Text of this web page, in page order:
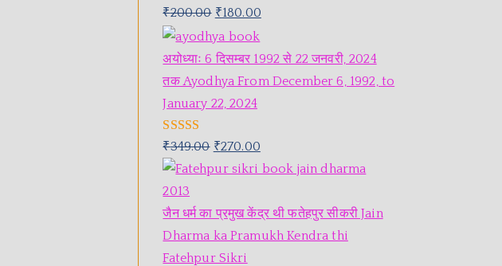
₹200.00 ₹180.00
अयोध्याः 6 दिसम्बर 1992 से 22 जनवरी, 2024
तक Ayodhya From December 6, 1992, to
January 22, 2024
Rated5.00
out of 5
₹349.00 ₹270.00
जैन धर्म का प्रमुख केंद्र थी फतेहपुर सीकरी Jain
Dharma ka Pramukh Kendra thi
Fatehpur Sikri